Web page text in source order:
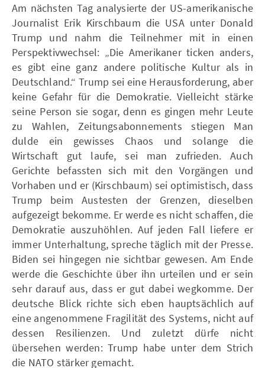
Am nächsten Tag analysierte der US-amerikanische
Journalist Erik Kirschbaum die USA unter Donald
Trump und nahm die Teilnehmer mit in einen
Perspektivwechsel: „Die Amerikaner ticken anders,
es gibt eine ganz andere politische Kultur als in
Deutschland.“ Trump sei eine Herausforderung, aber
keine Gefahr für die Demokratie. Vielleicht stärke
seine Person sie sogar, denn es gingen mehr Leute
zu Wahlen, Zeitungsabonnements stiegen Man
dulde ein gewisses Chaos und solange die
Wirtschaft gut laufe, sei man zufrieden. Auch
Gerichte befassten sich mit den Vorgängen und
Vorhaben und er (Kirschbaum) sei optimistisch, dass
Trump beim Austesten der Grenzen, dieselben
aufgezeigt bekomme. Er werde es nicht schaffen, die
Demokratie auszuhöhlen. Auf jeden Fall liefere er
immer Unterhaltung, spreche täglich mit der Presse.
Biden sei hingegen nie sichtbar gewesen. Am Ende
werde die Geschichte über ihn urteilen und er sein
sehr darauf aus, dass er gut dabei wegkomme. Der
deutsche Blick richte sich eben hauptsächlich auf
eine angenommene Fragilität des Systems, nicht auf
dessen Resilienzen. Und zuletzt dürfe nicht
übersehen werden: Trump habe unter dem Strich
die NATO stärker gemacht.